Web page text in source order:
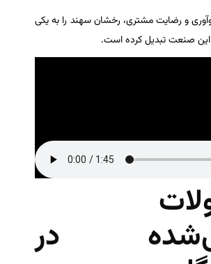
و رضایت مشتری، رخشان سهند را به یکی
این صنعت تبدیل کرده است.
در